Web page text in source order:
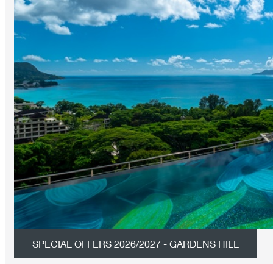
SPECIAL OFFERS 2026/2027 - GARDENS HILL